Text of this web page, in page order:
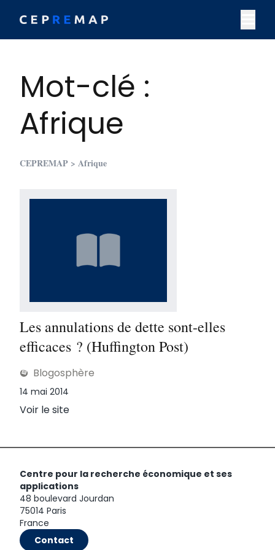
Mot-clé :
Afrique
CEPREMAP > Afrique
Les annulations de dette sont-elles
efficaces ? (Huffington Post)
Blogosphère
Publié le
14 mai 2014
Voir le site
Centre pour la recherche économique et ses
applications
48 boulevard Jourdan
75014 Paris
France
Contact